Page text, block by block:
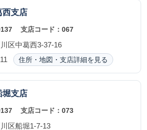
西支店
支店コード：067
区中葛西3-37-16
住所・地図・支店詳細を見る
堀支店
支店コード：073
区船堀1-7-13